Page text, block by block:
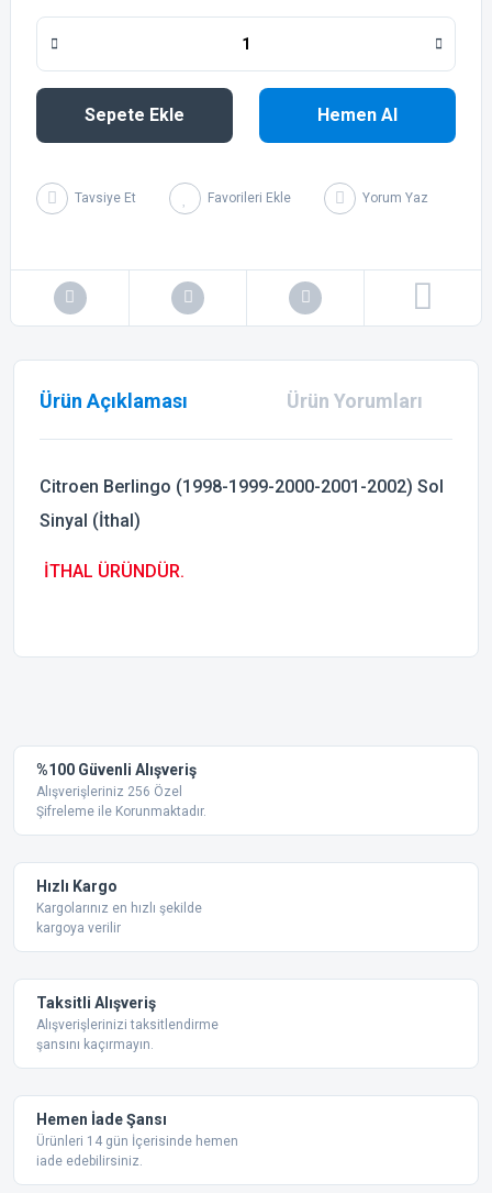
Sepete Ekle Hemen Al
Tavsiye Et Yorum Yaz
Ürün Açıklaması Ürün Yorumları
Citroen Berlingo (1998-1999-2000-2001-2002) Sol
Sinyal (İthal)
İTHAL ÜRÜNDÜR.
Ürün resmi kalitesiz, bozuk veya görüntülenemiyor.
Ürün açıklamasında eksik bilgiler bulunuyor.
Bu ürüne benzer farklı alternatifler olmalı.
%100 Güvenli Alışveriş
Alışverişleriniz 256 Özel
Şifreleme ile Korunmaktadır.
Hızlı Kargo
Kargolarınız en hızlı şekilde
kargoya verilir
Taksitli Alışveriş
Alışverişlerinizi taksitlendirme
şansını kaçırmayın.
Hemen İade Şansı
Ürünleri 14 gün İçerisinde hemen
iade edebilirsiniz.